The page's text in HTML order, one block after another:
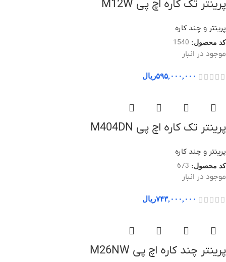
پرینتر تک کاره اچ پی M12W
پرینتر و چند کاره
کد محصول: 1540
موجود در انبار
۵۹۵,۰۰۰,۰۰۰ریال
پرینتر تک کاره اچ پی M404DN
پرینتر و چند کاره
کد محصول: 673
موجود در انبار
۷۴۳,۰۰۰,۰۰۰ریال
پرینتر چند کاره اچ پی M26NW